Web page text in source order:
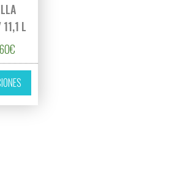
L
€Rango de precios: desde 314,16€ hasta